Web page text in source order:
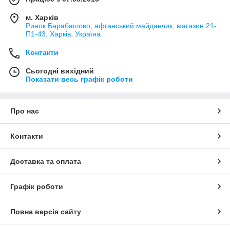
м. Харків
Ринок Барабашово, афганський майданчик, магазин 21-
П1-43, Харків, Україна
Контакти
Сьогодні вихідний
Показати весь графік роботи
Про нас
Контакти
Доставка та оплата
Графік роботи
Повна версія сайту